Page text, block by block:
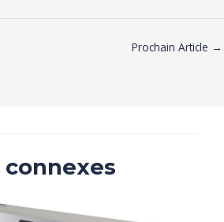
Prochain Article →